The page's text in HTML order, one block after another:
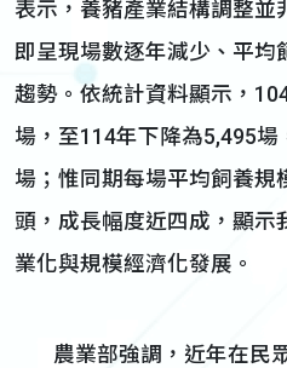
表示，養豬產業結構調整並
即呈現場數逐年減少、平均
趨勢。依統計資料顯示，
場，至114年下降為5,495場
場；惟同期每場平均飼養規
頭，成長幅度近四成，顯示
業化與規模經濟化發展。
農業部強調，近年在民